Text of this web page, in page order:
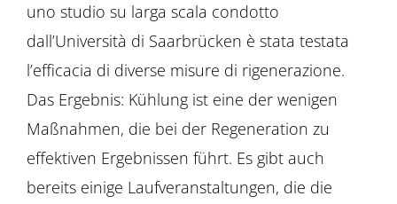
uno studio su larga scala condotto
dall’Università di Saarbrücken è stata testata
l’efficacia di diverse misure di rigenerazione.
Das Ergebnis: Kühlung ist eine der wenigen
Maßnahmen, die bei der Regeneration zu
effektiven Ergebnissen führt. Es gibt auch
bereits einige Laufveranstaltungen, die die